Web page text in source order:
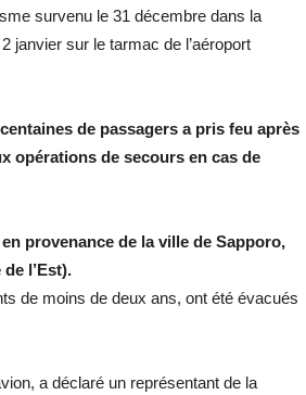
survenu le 31 décembre dans la
janvier sur le tarmac de l’aéroport
de passagers a pris feu après
opérations de secours en cas de
provenance de la ville de Sapporo,
l’Est).
de moins de deux ans, ont été évacués
a déclaré un représentant de la